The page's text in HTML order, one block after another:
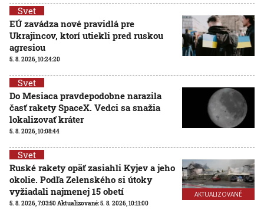
Svet
EÚ zavádza nové pravidlá pre
Ukrajincov, ktorí utiekli pred ruskou
agresiou
5. 8. 2026, 10:24:20
Svet
Do Mesiaca pravdepodobne narazila
časť rakety SpaceX. Vedci sa snažia
lokalizovať kráter
5. 8. 2026, 10:08:44
AKTUALIZOVANÉ
Svet
Ruské rakety opäť zasiahli Kyjev a jeho
okolie. Podľa Zelenského si útoky
vyžiadali najmenej 15 obetí
5. 8. 2026, 7:03:50Aktualizované:5. 8. 2026, 10:11:00